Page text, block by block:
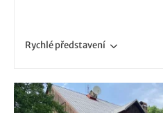
Rychlépředstavení